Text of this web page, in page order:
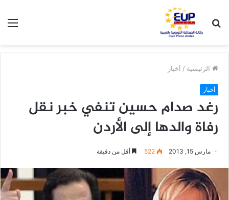
عن
الرئيسية / أخبار
أخبار
رغد صدام حسين تنفي خبر نقل
رفاة والدها إلى الأردن
مارس 15, 2013 522 أقل من دقيقة